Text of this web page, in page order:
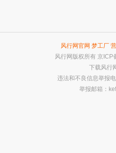
风行网官网 梦工厂
风行网版权所有 京ICP
下载风行
违法和不良信息举报
举报邮箱：